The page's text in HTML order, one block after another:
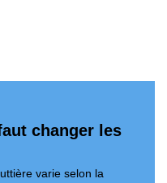
changer les
varie selon la